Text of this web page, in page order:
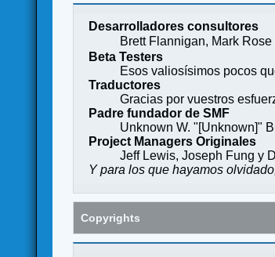
Desarrolladores consultores
Brett Flannigan, Mark
Beta Testers
Esos valiosísimos pocos
Traductores
Gracias por vuestros
Padre fundador de SMF
Unknown W. "[Unknown]"
Project Managers Originales
Jeff Lewis, Joseph Fung y
Y para los que hayamos
Copyrights